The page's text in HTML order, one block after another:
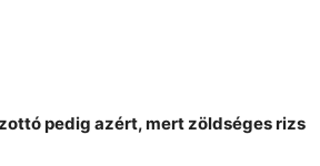
pedig azért, mert zöldséges rizs